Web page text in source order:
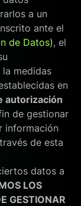
a un
ante el
de Datos), el
medidas
en
autorización
de gestionar
información
de esta
datos a
LOS
GESTIONAR